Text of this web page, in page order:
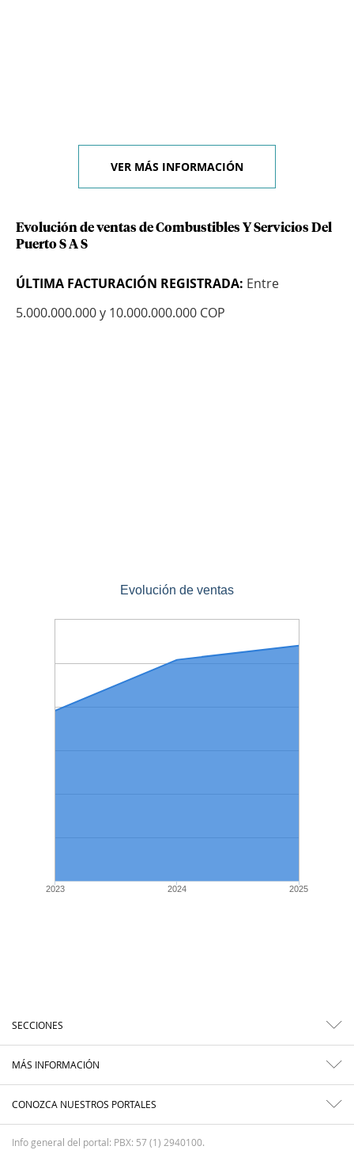
VER MÁS INFORMACIÓN
Evolución de ventas de Combustibles Y Servicios Del
Puerto S A S
ÚLTIMA FACTURACIÓN REGISTRADA: Entre
5.000.000.000 y 10.000.000.000 COP
Evolución de ventas
2023 2024 2025
SECCIONES
MÁS INFORMACIÓN
CONOZCA NUESTROS PORTALES
Info general del portal: PBX: 57 (1) 2940100.